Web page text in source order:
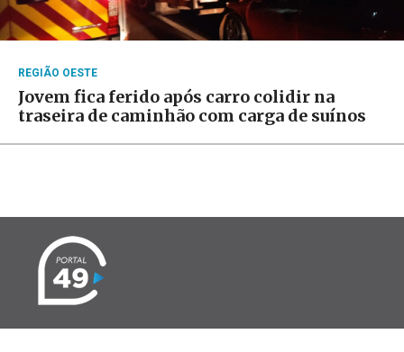
REGIÃO OESTE
Jovem fica ferido após carro colidir na
traseira de caminhão com carga de suínos